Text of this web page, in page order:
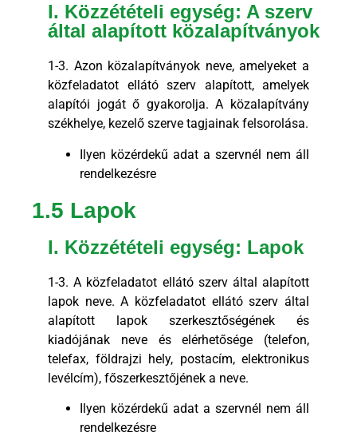
I. Közzétételi egység: A szerv
által alapított közalapítványok
1-3. Azon közalapítványok neve, amelyeket a
közfeladatot ellátó szerv alapított, amelyek
alapítói jogát ő gyakorolja. A közalapítvány
székhelye, kezelő szerve tagjainak felsorolása.
Ilyen közérdekű adat a szervnél nem áll
rendelkezésre
1.5 Lapok
I. Közzétételi egység: Lapok
1-3. A közfeladatot ellátó szerv által alapított
lapok neve. A közfeladatot ellátó szerv által
alapított lapok szerkesztőségének és
kiadójának neve és elérhetősége (telefon,
telefax, földrajzi hely, postacím, elektronikus
levélcím), főszerkesztőjének a neve.
Ilyen közérdekű adat a szervnél nem áll
rendelkezésre